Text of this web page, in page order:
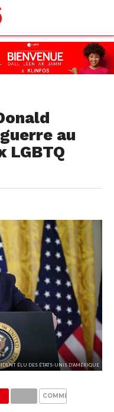
au
LGBTQ
ÉLU DES ÉTATS-UNIS D’AMÉRIQUE
COMMENTAIRES